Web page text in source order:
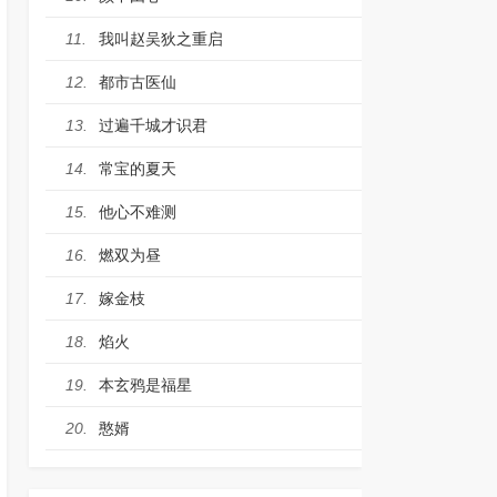
11. 我叫赵吴狄之重启
12. 都市古医仙
13. 过遍千城才识君
14. 常宝的夏天
15. 他心不难测
16. 燃双为昼
17. 嫁金枝
18. 焰火
19. 本玄鸦是福星
20. 憨婿